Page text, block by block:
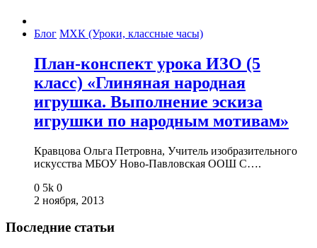
Блог МХК (Уроки, классные часы)
План-конспект урока ИЗО (5
класс) «Глиняная народная
игрушка. Выполнение эскиза
игрушки по народным мотивам»
Кравцова Ольга Петровна, Учитель изобразительного
искусства МБОУ Ново-Павловская ООШ С….
0 5k 0
2 ноября, 2013
Последние статьи